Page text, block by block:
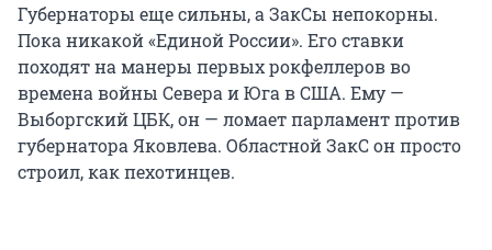
Губернаторы еще сильны, а ЗакСы непокорны.
Пока никакой «Единой России». Его ставки
походят на манеры первых рокфеллеров во
времена войны Севера и Юга в США. Ему —
Выборгский ЦБК, он — ломает парламент против
губернатора Яковлева. Областной ЗакС он просто
строил, как пехотинцев.